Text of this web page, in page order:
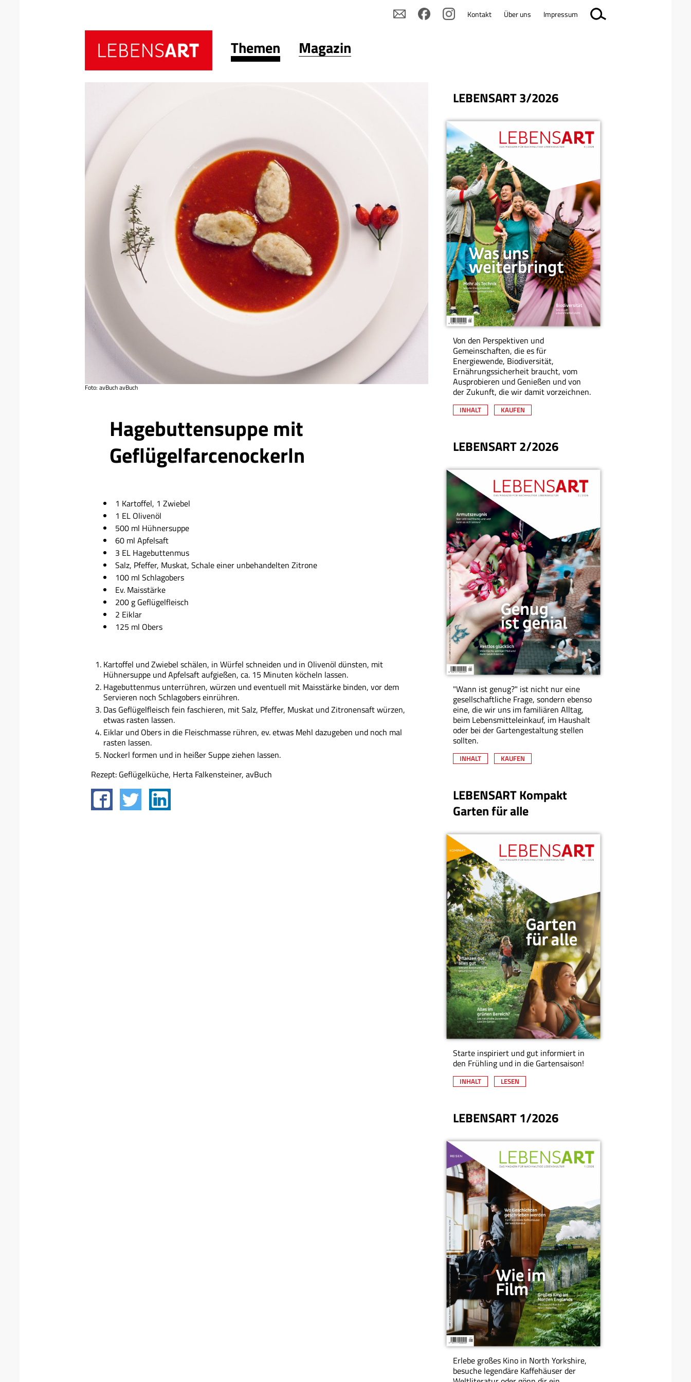
Themen Magazin
Hagebuttensuppe mit
Geflügelfarcenockerln
Foto: avBuch avBuch
1 Kartoffel, 1 Zwiebel
1 EL Olivenöl
500 ml Hühnersuppe
60 ml Apfelsaft
3 EL Hagebuttenmus
Salz, Pfeffer, Muskat, Schale einer unbehandelten Zitrone
100 ml Schlagobers
Ev. Maisstärke
200 g Geflügelfleisch
2 Eiklar
125 ml Obers
Kartoffel und Zwiebel schälen, in Würfel schneiden und in Olivenöl dünsten, mit
Hühnersuppe und Apfelsaft aufgießen, ca. 15 Minuten köcheln lassen.
Hagebuttenmus unterrühren, würzen und eventuell mit Maisstärke binden, vor dem
Servieren noch Schlagobers einrühren.
Das Geflügelfleisch fein faschieren, mit Salz, Pfeffer, Muskat und Zitronensaft würzen,
etwas rasten lassen.
Eiklar und Obers in die Fleischmasse rühren, ev. etwas Mehl dazugeben und noch mal
rasten lassen.
Nockerl formen und in heißer Suppe ziehen lassen.
Rezept: Geflügelküche, Herta Falkensteiner, avBuch
LEBENSART 3/2026
Von den Perspektiven und
Gemeinschaften, die es für
Energiewende, Biodiversität,
Ernährungssicherheit braucht, vom
Ausprobieren und Genießen und von
der Zukunft, die wir damit vorzeichnen.
INHALT KAUFEN
LEBENSART 2/2026
"Wann ist genug?" ist nicht nur eine
gesellschaftliche Frage, sondern ebenso
eine, die wir uns im familiären Alltag,
beim Lebensmitteleinkauf, im Haushalt
oder bei der Gartengestaltung stellen
sollten.
INHALT KAUFEN
LEBENSART Kompakt
Garten für alle
Starte inspiriert und gut informiert in
den Frühling und in die Gartensaison!
INHALT LESEN
LEBENSART 1/2026
Erlebe großes Kino in North Yorkshire,
besuche legendäre Kaffehäuser der
Kontakt Über uns Impressum